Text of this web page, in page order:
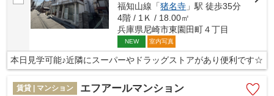
福知山線「猪名寺 」駅 徒歩35分
4階 / 1Ｋ / 18.00㎡
兵庫県尼崎市東園田町４丁目
NEW 室内写真
本日見学可能♪近隣にスーパーやドラッグストアがあり便利です☆
賃貸 | マンション エフアールマンション